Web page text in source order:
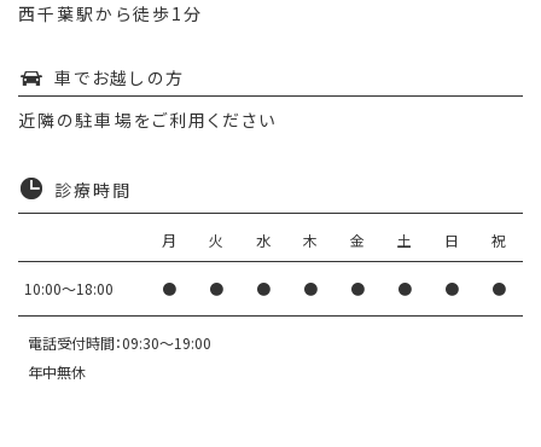
西千葉駅から徒歩1分
車でお越しの方
近隣の駐車場をご利用ください
診療時間
月 火 水 木 金 土 日 祝
10:00〜18:00 ● ● ● ● ● ● ● ●
電話受付時間：09:30～19:00
年中無休